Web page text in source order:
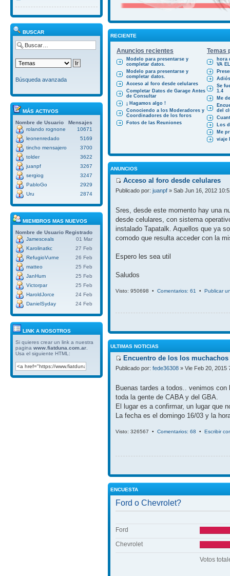
BUSCAR
Búsqueda avanzada
MÁS ACTIVOS
Nombre de Usuario
Mensajes
rolando rognone
10671
leonenredado
5169
tincho mensajero
3700
tolder
3622
juanpf
3267
sergiog
3247
PabloGo
2929
Uru
2874
MIEMBROS MAS NUEVOS
Nombre de Usuario Registrado
Jamesceals
01 Mar
Karolinatkc
27 Feb
RefugioVurne
26 Feb
matteo
25 Feb
JanHum
25 Feb
Victorpar
25 Feb
HaroldJorce
24 Feb
DanielSyday
24 Feb
LINK A NOSOTROS
Si quieres crear un link a nuestra
pagina www.fiatduna.com.ar
Usa el siguiente HTML:
RECIENTE
Anuncios recientes Temas
Modelo para presentarse y
completar datos.
Modelo para presentarse y
completar datos.
Acceso al foro desde celulares
Completar Datos de Garage Antes
de Consultar
¡ Hagamos algo !
Conociendo a los Moderadores y
Coordinadores de los foros
Fotos de las Reuniones
hora
VA
Se
1.4
Me
del
Los
Me
viaje
ANUNCIOS
Acceso al foro desde celulares
Publicado por: juanpf » Sab Jun 16, 2012
Sres, desde este momento hay una
desde celulares, con sistema
instalado Tapatalk. Aquellos que ya
comodo que resulta acceder con la
Espero les sea util
Saludos
Visto: 950698 • Comentarios: 61 • Publicar
ULTIMAS NOTICIAS
Encuentro de los los
Publicado por: fede36308 » Vie Feb 20, 2015
Buenas tardes a todos.. venimos
toda la gente de CABA y del GBA.
El lugar es a confirmar, un lugar que
La fecha es el domingo 16/03 y la
Visto: 326567 • Comentarios: 68 • Escribir
ENCUESTA
Ford o Chevrolet?
Ford
Chevrolet
Votos